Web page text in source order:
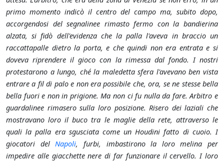
primo momento indicò il centro del campo ma, subito dopo,
accorgendosi del segnalinee rimasto fermo con la bandierina
alzata, si fidò dell'evidenza che la palla l'aveva in braccio un
raccattapalle dietro la porta, e che quindi non era entrata e si
doveva riprendere il gioco con la rimessa dal fondo. I nostri
protestarono a lungo, ché la maledetta sfera l'avevano ben vista
entrare a fil di palo e non era possibile che, ora, se ne stesse bella
bella fuori e non in prigione. Ma non ci fu nulla da fare. Arbitro e
guardalinee rimasero sulla loro posizione. Risero dei laziali che
mostravano loro il buco tra le maglie della rete, attraverso le
quali la palla era sgusciata come un Houdini fatto di cuoio. I
giocatori delNapoli, furbi, imbastirono la loro melina per
impedire alle giacchette nere di far funzionare il cervello. I loro